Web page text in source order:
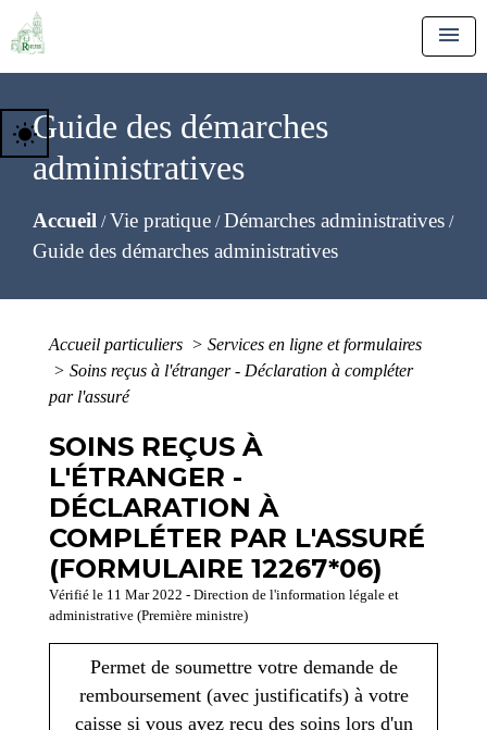
menu
Guide des démarches
administratives
Accueil /Vie pratique /Démarches administratives /
Guide des démarches administratives
wb_sunny
Accueil particuliers > Services en ligne et formulaires
> Soins reçus à l'étranger - Déclaration à compléter
par l'assuré
SOINS REÇUS À
L'ÉTRANGER -
DÉCLARATION À
COMPLÉTER PAR L'ASSURÉ
(FORMULAIRE 12267*06)
Vérifié le 11 Mar 2022 - Direction de l'information légale et
administrative (Première ministre)
Permet de soumettre votre demande de
remboursement (avec justificatifs) à votre
caisse si vous avez reçu des soins lors d'un